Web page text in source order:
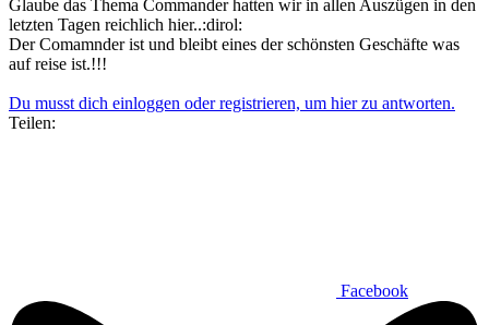
Glaube das Thema Commander hatten wir in allen Auszügen in den
letzten Tagen reichlich hier..:dirol:
Der Comamnder ist und bleibt eines der schönsten Geschäfte was
auf reise ist.!!!
Du musst dich einloggen oder registrieren, um hier zu antworten.
Teilen:
Facebook